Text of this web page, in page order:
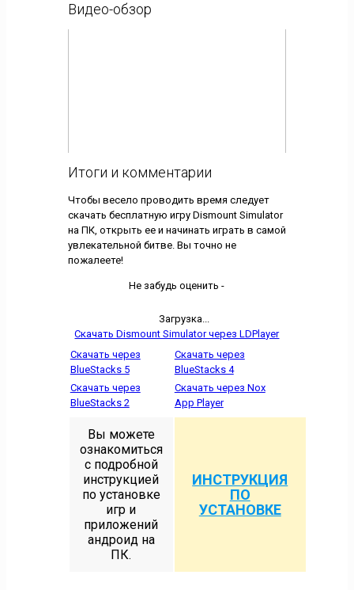
Видео-обзор
Итоги и комментарии
Чтобы весело проводить время следует
скачать бесплатную игру Dismount Simulator
на ПК, открыть ее и начинать играть в самой
увлекательной битве. Вы точно не
пожалеете!
Не забудь оценить -
Загрузка...
Скачать Dismount Simulator через LDPlayer
Скачать через
BlueStacks 5
Скачать через
BlueStacks 4
Скачать через
BlueStacks 2
Скачать через Nox
App Player
Вы можете
ознакомиться
с подробной
инструкцией
по установке
игр и
приложений
андроид на
ПК.
ИНСТРУКЦИЯ
ПО
УСТАНОВКЕ